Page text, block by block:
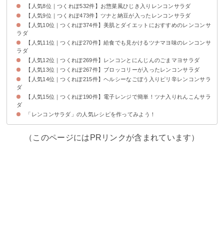
【人気8位｜つくれぽ532件】お惣菜風ひじき入りレンコンサラダ
【人気9位｜つくれぽ473件】ツナと納豆が入ったレンコンサラダ
【人気10位｜つくれぽ374件】美肌とダイエットにおすすめのレンコンサ
ラダ
【人気11位｜つくれぽ270件】給食でも見かけるツナマヨ味のレンコンサ
ラダ
【人気12位｜つくれぽ269件】レンコンとにんじんのごまマヨサラダ
【人気13位｜つくれぽ267件】ブロッコリーが入ったレンコンサラダ
【人気14位｜つくれぽ215件】ヘルシーなごぼう入りピリ辛レンコンサラ
ダ
【人気15位｜つくれぽ190件】電子レンジで簡単！ツナ入りれんこんサラ
ダ
「レンコンサラダ」の人気レシピを作ってみよう！
（このページにはPRリンクが含まれています）